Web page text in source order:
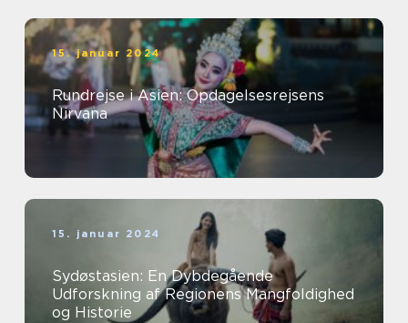
15. januar 2024
Rundrejse i Asien: Opdagelsesrejsens
Nirvana
15. januar 2024
Sydøstasien: En Dybdegående
Udforskning af Regionens Mangfoldighed
og Historie